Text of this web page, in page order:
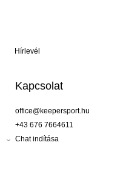
Hírlevél
Kapcsolat
office@keepersport.hu
+43 676 7664611
Chat indítása